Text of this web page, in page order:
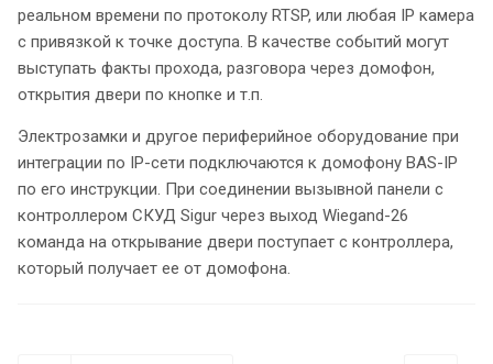
реальном времени по протоколу RTSP, или любая IP камера
с привязкой к точке доступа. В качестве событий могут
выступать факты прохода, разговора через домофон,
открытия двери по кнопке и т.п.
Электрозамки и другое периферийное оборудование при
интеграции по IP-сети подключаются к домофону BAS-IP
по его инструкции. При соединении вызывной панели с
контроллером СКУД Sigur через выход Wiegand-26
команда на открывание двери поступает с контроллера,
который получает ее от домофона.